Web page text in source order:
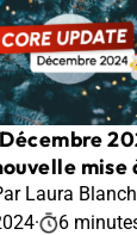
mise
Laura
· 6